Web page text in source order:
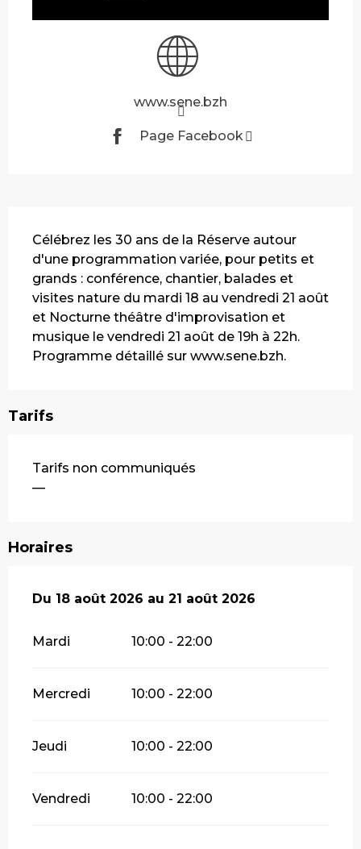
www.sene.bzh
Page Facebook
Célébrez les 30 ans de la Réserve autour
d'une programmation variée, pour petits et
grands : conférence, chantier, balades et
visites nature du mardi 18 au vendredi 21 août
et Nocturne théâtre d'improvisation et
musique le vendredi 21 août de 19h à 22h.
Programme détaillé sur www.sene.bzh.
Tarifs
Tarifs non communiqués
—
Horaires
Du 18 août 2026 au 21 août 2026
Du 18 août 2026 au 21 août 2026
Mardi 10:00 - 22:00
Mercredi 10:00 - 22:00
Jeudi 10:00 - 22:00
Vendredi 10:00 - 22:00